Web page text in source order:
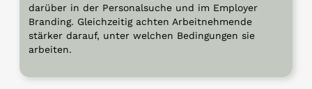
darüber in der Personalsuche und im Employer
Branding. Gleichzeitig achten Arbeitnehmende
stärker darauf, unter welchen Bedingungen sie
arbeiten.